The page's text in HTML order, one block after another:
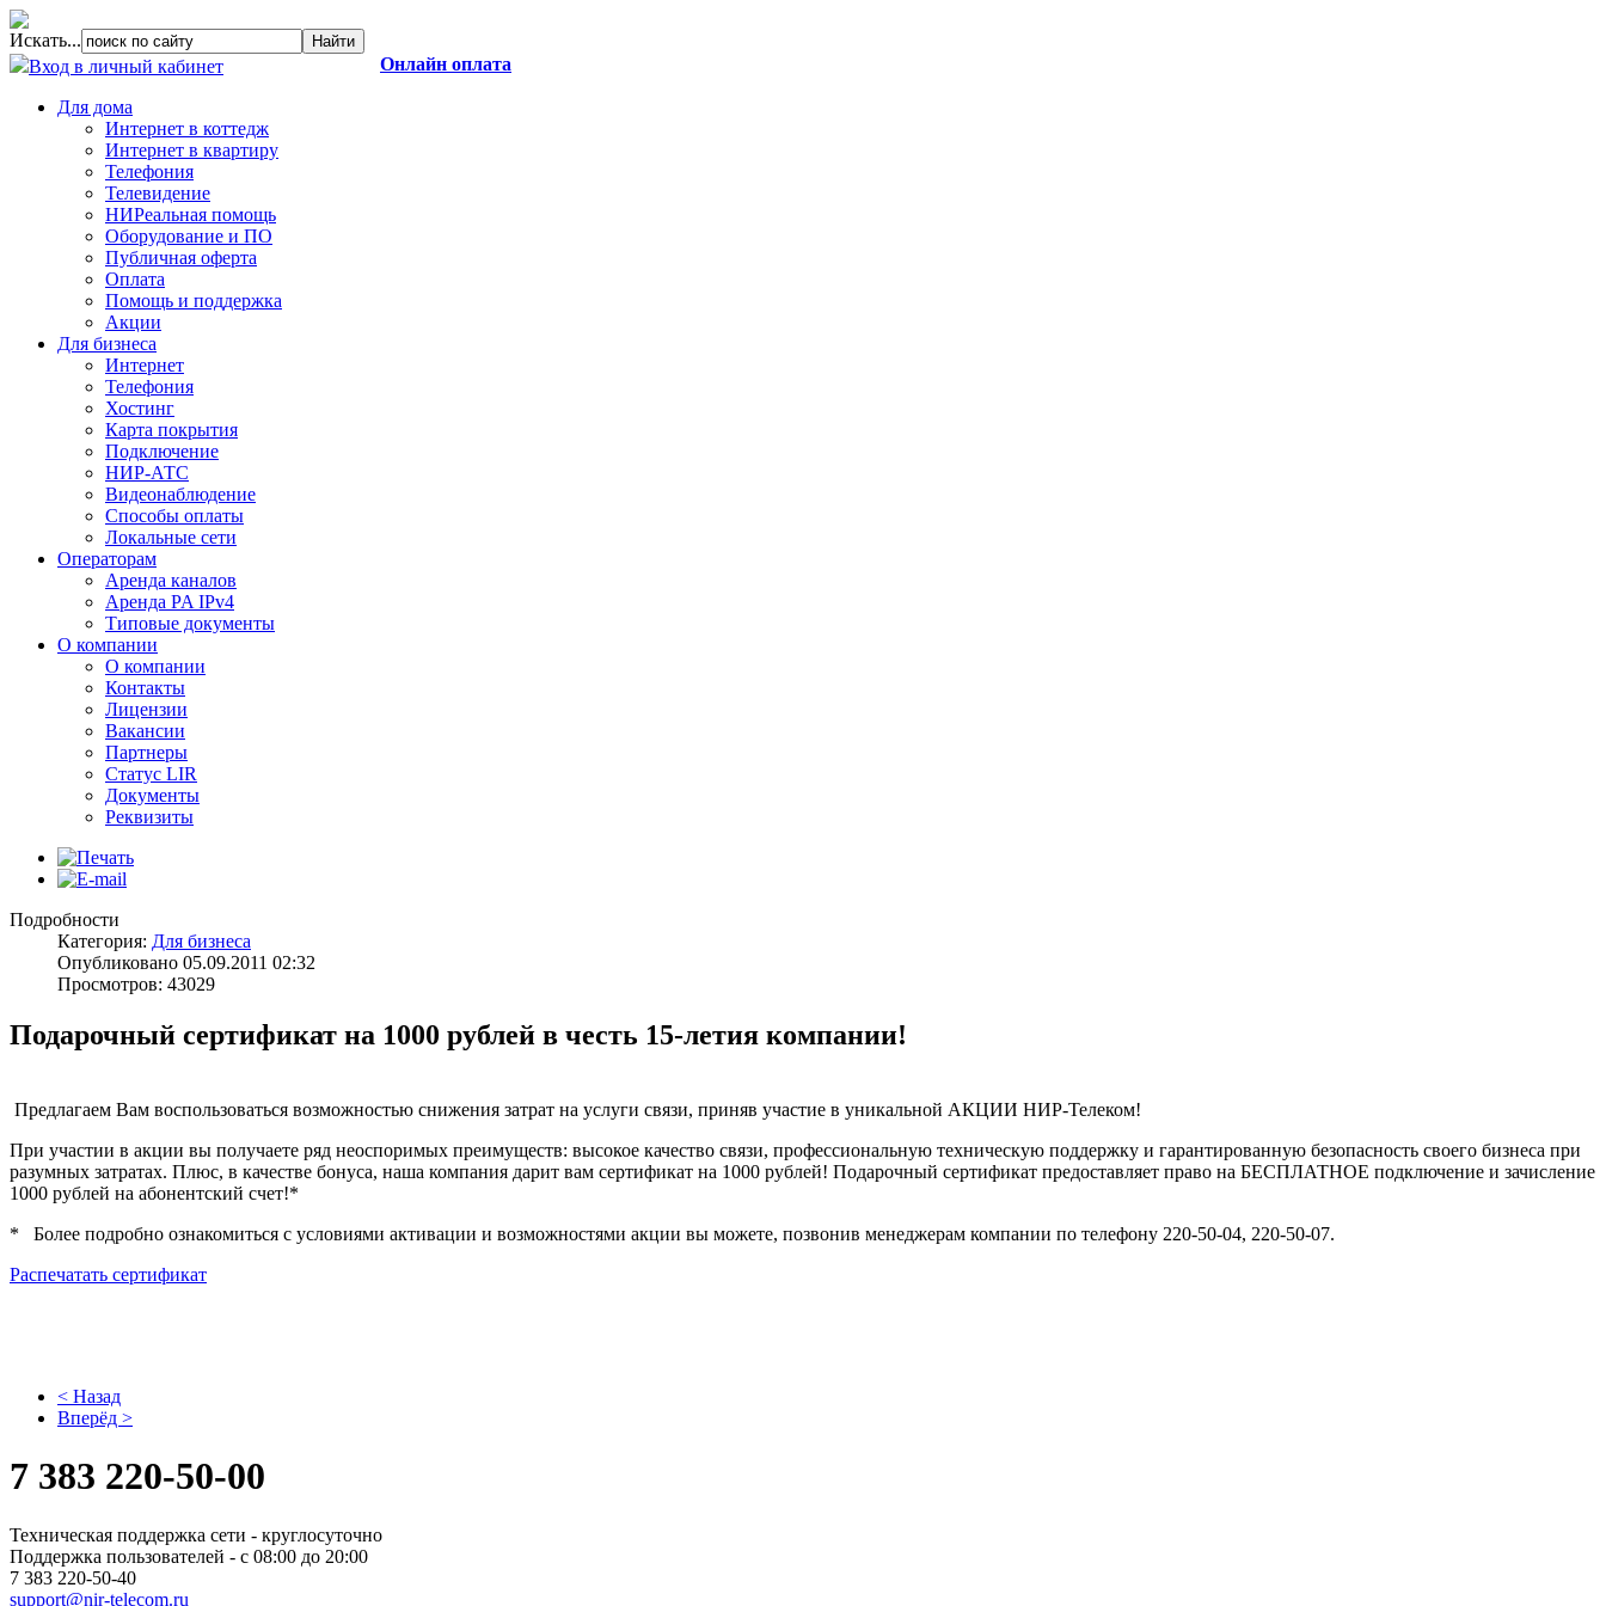
Искать...
Онлайн оплата
Вход в личный кабинет
Для дома
Интернет в коттедж
Интернет в квартиру
Телефония
Телевидение
НИРеальная помощь
Оборудование и ПО
Публичная оферта
Оплата
Помощь и поддержка
Акции
Для бизнеса
Интернет
Телефония
Хостинг
Карта покрытия
Подключение
НИР-АТС
Видеонаблюдение
Способы оплаты
Локальные сети
Операторам
Аренда каналов
Аренда PA IPv4
Типовые документы
О компании
О компании
Контакты
Лицензии
Вакансии
Партнеры
Статус LIR
Документы
Реквизиты
Подробности
Категория: Для бизнеса
Опубликовано 05.09.2011 02:32
Просмотров: 43029
Подарочный сертификат на 1000 рублей в честь 15-летия компании!
Предлагаем Вам воспользоваться возможностью снижения затрат на услуги связи, приняв участие в уникальной АКЦИИ НИР-Телеком!
При участии в акции вы получаете ряд неоспоримых преимуществ: высокое качество связи, профессиональную техническую поддержку и гарантированную безопасность своего бизнеса при
разумных затратах. Плюс, в качестве бонуса, наша компания дарит вам сертификат на 1000 рублей! Подарочный сертификат предоставляет право на БЕСПЛАТНОЕ подключение и зачисление
1000 рублей на абонентский счет!*
* Более подробно ознакомиться с условиями активации и возможностями акции вы можете, позвонив менеджерам компании по телефону 220-50-04, 220-50-07.
Распечатать сертификат
< Назад
Вперёд >
7 383 220-50-00
Техническая поддержка сети - круглосуточно
Поддержка пользователей - с 08:00 до 20:00
7 383 220-50-40
support@nir-telecom.ru